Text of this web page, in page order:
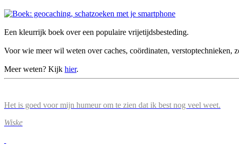
Een kleurrijk boek over een populaire vrijetijdsbesteding.
Voor wie meer wil weten over caches, coördinaten, verstoptechnieken,
Meer weten? Kijk hier.
Het is goed voor mijn humeur om te zien dat ik best nog veel weet.
Wiske